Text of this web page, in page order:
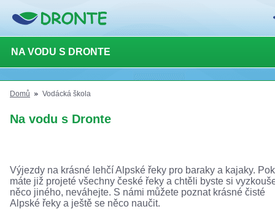
NA VODU S DRONTE
Domů Vodácká škola
Na vodu s Dronte
Výjezdy na krásné lehčí Alpské řeky pro baraky a kajaky.
máte již projeté všechny české řeky a chtěli byste si
něco jiného, neváhejte. S námi můžete poznat krásné čisté
Alpské řeky a ještě se něco naučit.